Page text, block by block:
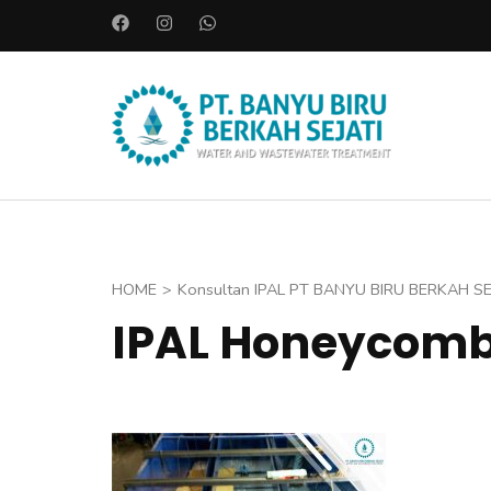
o
k
PT.
HOME > Konsultan IPAL PT BANYU BIRU BERKAH
IPAL